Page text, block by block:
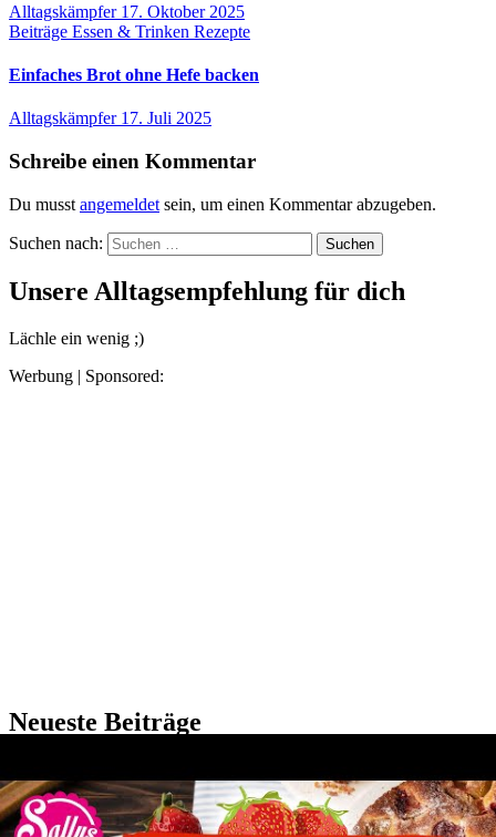
Alltagskämpfer 17. Oktober 2025
Beiträge Essen & Trinken Rezepte
Einfaches Brot ohne Hefe backen
Alltagskämpfer 17. Juli 2025
Schreibe einen Kommentar
Du musst angemeldet sein, um einen Kommentar abzugeben.
Suchen nach:
Unsere Alltagsempfehlung für dich
Lächle ein wenig ;)
Werbung | Sponsored:
Neueste Beiträge
2010er zurück auf die Bühne
Halsey “Back to Badlands” Tour – Alle Infos zu Konzerten in
Deutschland